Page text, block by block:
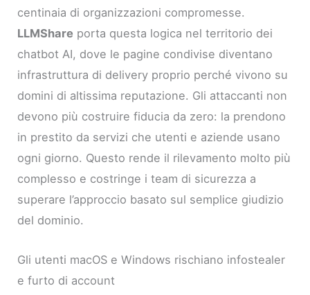
centinaia di organizzazioni compromesse.
LLMShare porta questa logica nel territorio dei
chatbot AI, dove le pagine condivise diventano
infrastruttura di delivery proprio perché vivono su
domini di altissima reputazione. Gli attaccanti non
devono più costruire fiducia da zero: la prendono
in prestito da servizi che utenti e aziende usano
ogni giorno. Questo rende il rilevamento molto più
complesso e costringe i team di sicurezza a
superare l’approccio basato sul semplice giudizio
del dominio.
Gli utenti macOS e Windows rischiano infostealer
e furto di account